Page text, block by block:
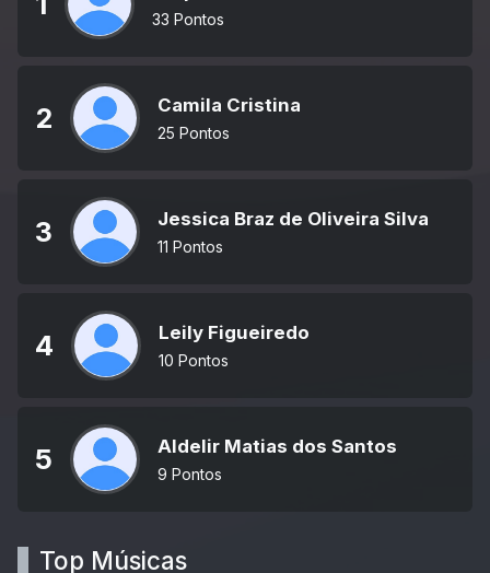
33 Pontos
2 Camila Cristina
25 Pontos
3 Jessica Braz de Oliveira Silva
11 Pontos
4 Leily Figueiredo
10 Pontos
5 Aldelir Matias dos Santos
9 Pontos
Top Músicas